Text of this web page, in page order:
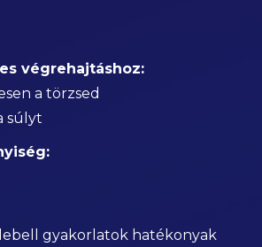
végrehajtáshoz:
a törzsed
súlyt
gyakorlatok hatékonyak